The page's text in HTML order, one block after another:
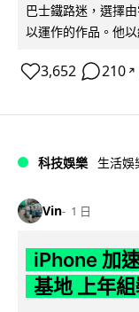
巴士鐵路迷，選擇
以運作的作品。他
3,652 210 ↗
科技娛樂 生活娛
Vin 1 日
iPhone 加
基地 上年